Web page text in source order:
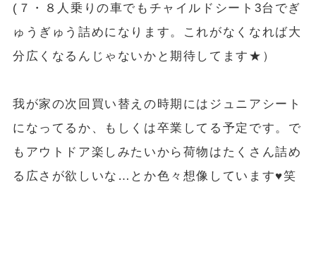
(７・８人乗りの車でもチャイルドシート3台でぎ
ゅうぎゅう詰めになります。これがなくなれば大
分広くなるんじゃないかと期待してます★）
我が家の次回買い替えの時期にはジュニアシート
になってるか、もしくは卒業してる予定です。で
もアウトドア楽しみたいから荷物はたくさん詰め
る広さが欲しいな…とか色々想像しています♥︎笑